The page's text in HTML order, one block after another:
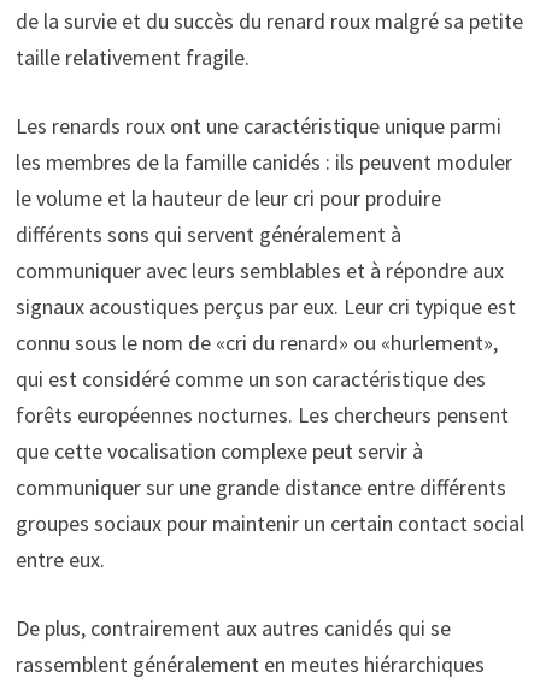
de la survie et du succès du renard roux malgré sa petite
taille relativement fragile.
Les renards roux ont une caractéristique unique parmi
les membres de la famille canidés : ils peuvent moduler
le volume et la hauteur de leur cri pour produire
différents sons qui servent généralement à
communiquer avec leurs semblables et à répondre aux
signaux acoustiques perçus par eux. Leur cri typique est
connu sous le nom de «cri du renard» ou «hurlement»,
qui est considéré comme un son caractéristique des
forêts européennes nocturnes. Les chercheurs pensent
que cette vocalisation complexe peut servir à
communiquer sur une grande distance entre différents
groupes sociaux pour maintenir un certain contact social
entre eux.
De plus, contrairement aux autres canidés qui se
rassemblent généralement en meutes hiérarchiques